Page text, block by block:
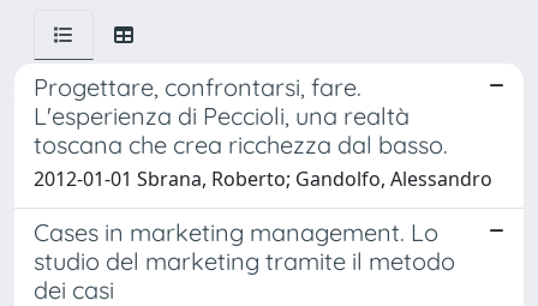
Progettare, confrontarsi, fare.
L'esperienza di Peccioli, una realtà
toscana che crea ricchezza dal basso.
2012-01-01 Sbrana, Roberto; Gandolfo, Alessandro
Cases in marketing management. Lo
studio del marketing tramite il metodo
dei casi